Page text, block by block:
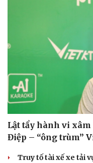
Lật tẩy hành vi xâm
Điệp – “ông trùm”
Truy tố tài xế xe tải